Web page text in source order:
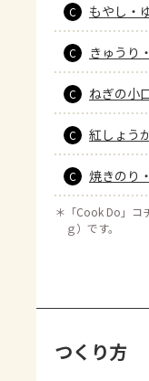
C もやし・
C きゅうり
C ねぎの小
C 紅しょう
C 焼きのり
＊ 「Cook Do」
ｇ）です。
つくり方